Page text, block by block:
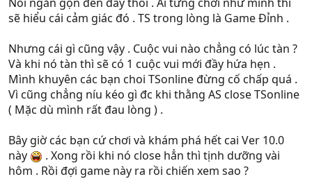
sẽ hiểu cái cảm giác đó . TS trong lòng là Game Đỉnh .
Nhưng cái gì cũng vậy . Cuộc vui nào chẳng có lúc tàn ?
Và khi nó tàn thì sẽ có 1 cuộc vui mới đầy hứa hẹn .
Mình khuyên các bạn choi TSonline đừng cố chấp quá .
Vì cũng chẳng níu kéo gì đc khi thằng AS close TSonline
( Mặc dù mình rất đau lòng ) .
Bây giờ các bạn cứ chơi và khám phá hết cai Ver 10.0
này
. Xong rồi khi nó close hẳn thì tịnh dưỡng vài
hôm . Rồi đợi game này ra rồi chiến xem sao ?